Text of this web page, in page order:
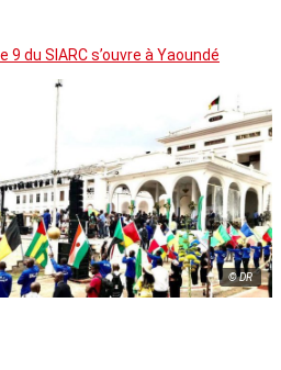
9 du SIARC s’ouvre à Yaoundé
© DR